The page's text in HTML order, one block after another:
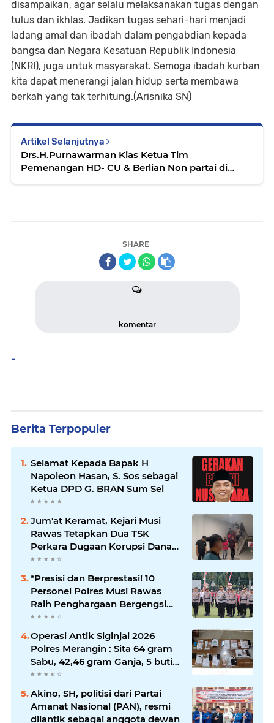
disampaikan, agar selalu melaksanakan tugas dengan
tulus dan ikhlas. Jadikan tugas sehari-hari menjadi
ladang amal dan ibadah dalam pengabdian kepada
bangsa dan Negara Kesatuan Republik Indonesia
(NKRI), juga untuk masyarakat. Semoga ibadah kurban
kita dapat menerangi jalan hidup serta membawa
berkah yang tak terhitung.(Arisnika SN)
Artikel Selanjutnya
Drs.H.Purnawarman Kias Ketua Tim
Pemenangan HD- CU & Berlian Non partai di
SHARE
komentar
-
Berita Terpopuler
Selamat Kepada Bapak H
Napoleon Hasan, S. Sos sebagai
Ketua DPD G. BRAN Sum Sel
Jum'at Keramat, Kejari Musi
Rawas Tetapkan Dua TSK
Perkara Dugaan Korupsi Dana
Peremajaan PSR
*Presisi dan Berprestasi! 10
Personel Polres Musi Rawas
Raih Penghargaan Bergengsi
dari Kapolda Sumsel*
Operasi Antik Siginjai 2026
Polres Merangin : Sita 64 gram
Sabu, 42,46 gram Ganja, 5 butir
extasi, dan Amankan 21 Orang
Tersangka
Akino, SH, politisi dari Partai
Amanat Nasional (PAN), resmi
dilantik sebagai anggota dewan